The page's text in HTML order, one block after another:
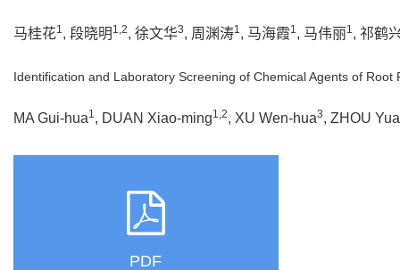
马桂花1, 段晓明 1,2, 徐文华3, 周渊涛1, 马海霞1, 马伟丽1, 祁鹤
Identification and Laboratory Screening of Chemical Agents of
MA Gui-hua1, DUAN Xiao-ming1,2, XU Wen-hua3, ZHOU
PDF